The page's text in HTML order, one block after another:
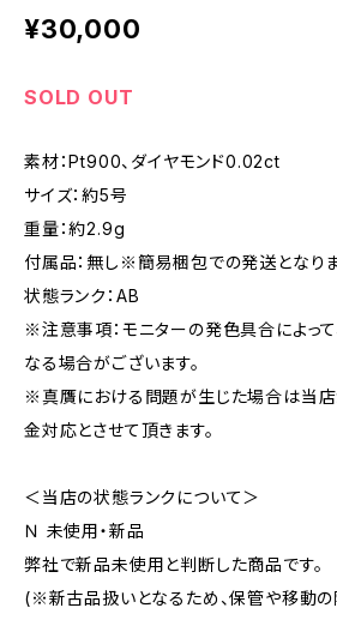
¥30,000
SOLD OUT
素材：Pt900、ダイヤモンド0.02ct
サイズ：約5号
重量：約2.9g
付属品：無し※簡易梱包での発送となりま
状態ランク：AB
※注意事項：モニターの発色具合によっ
なる場合がございます。
※真贋における問題が生じた場合は当
金対応とさせて頂きます。
＜当店の状態ランクについて＞
Ｎ 未使用・新品
弊社で新品未使用と判断した商品です。
(※新古品扱いとなるため、保管や移動の